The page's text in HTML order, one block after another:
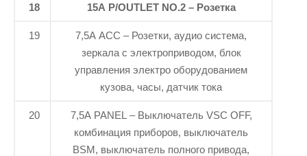
18 15A P/OUTLET NO.2 – Розетка
19
7,5A ACC – Розетки, аудио система,
зеркала с электроприводом, блок
управления электро оборудованием
кузова, часы, датчик тока
20
7,5A PANEL – Выключатель VSC OFF,
комбинация приборов, выключатель
BSM, выключатель полного привода,